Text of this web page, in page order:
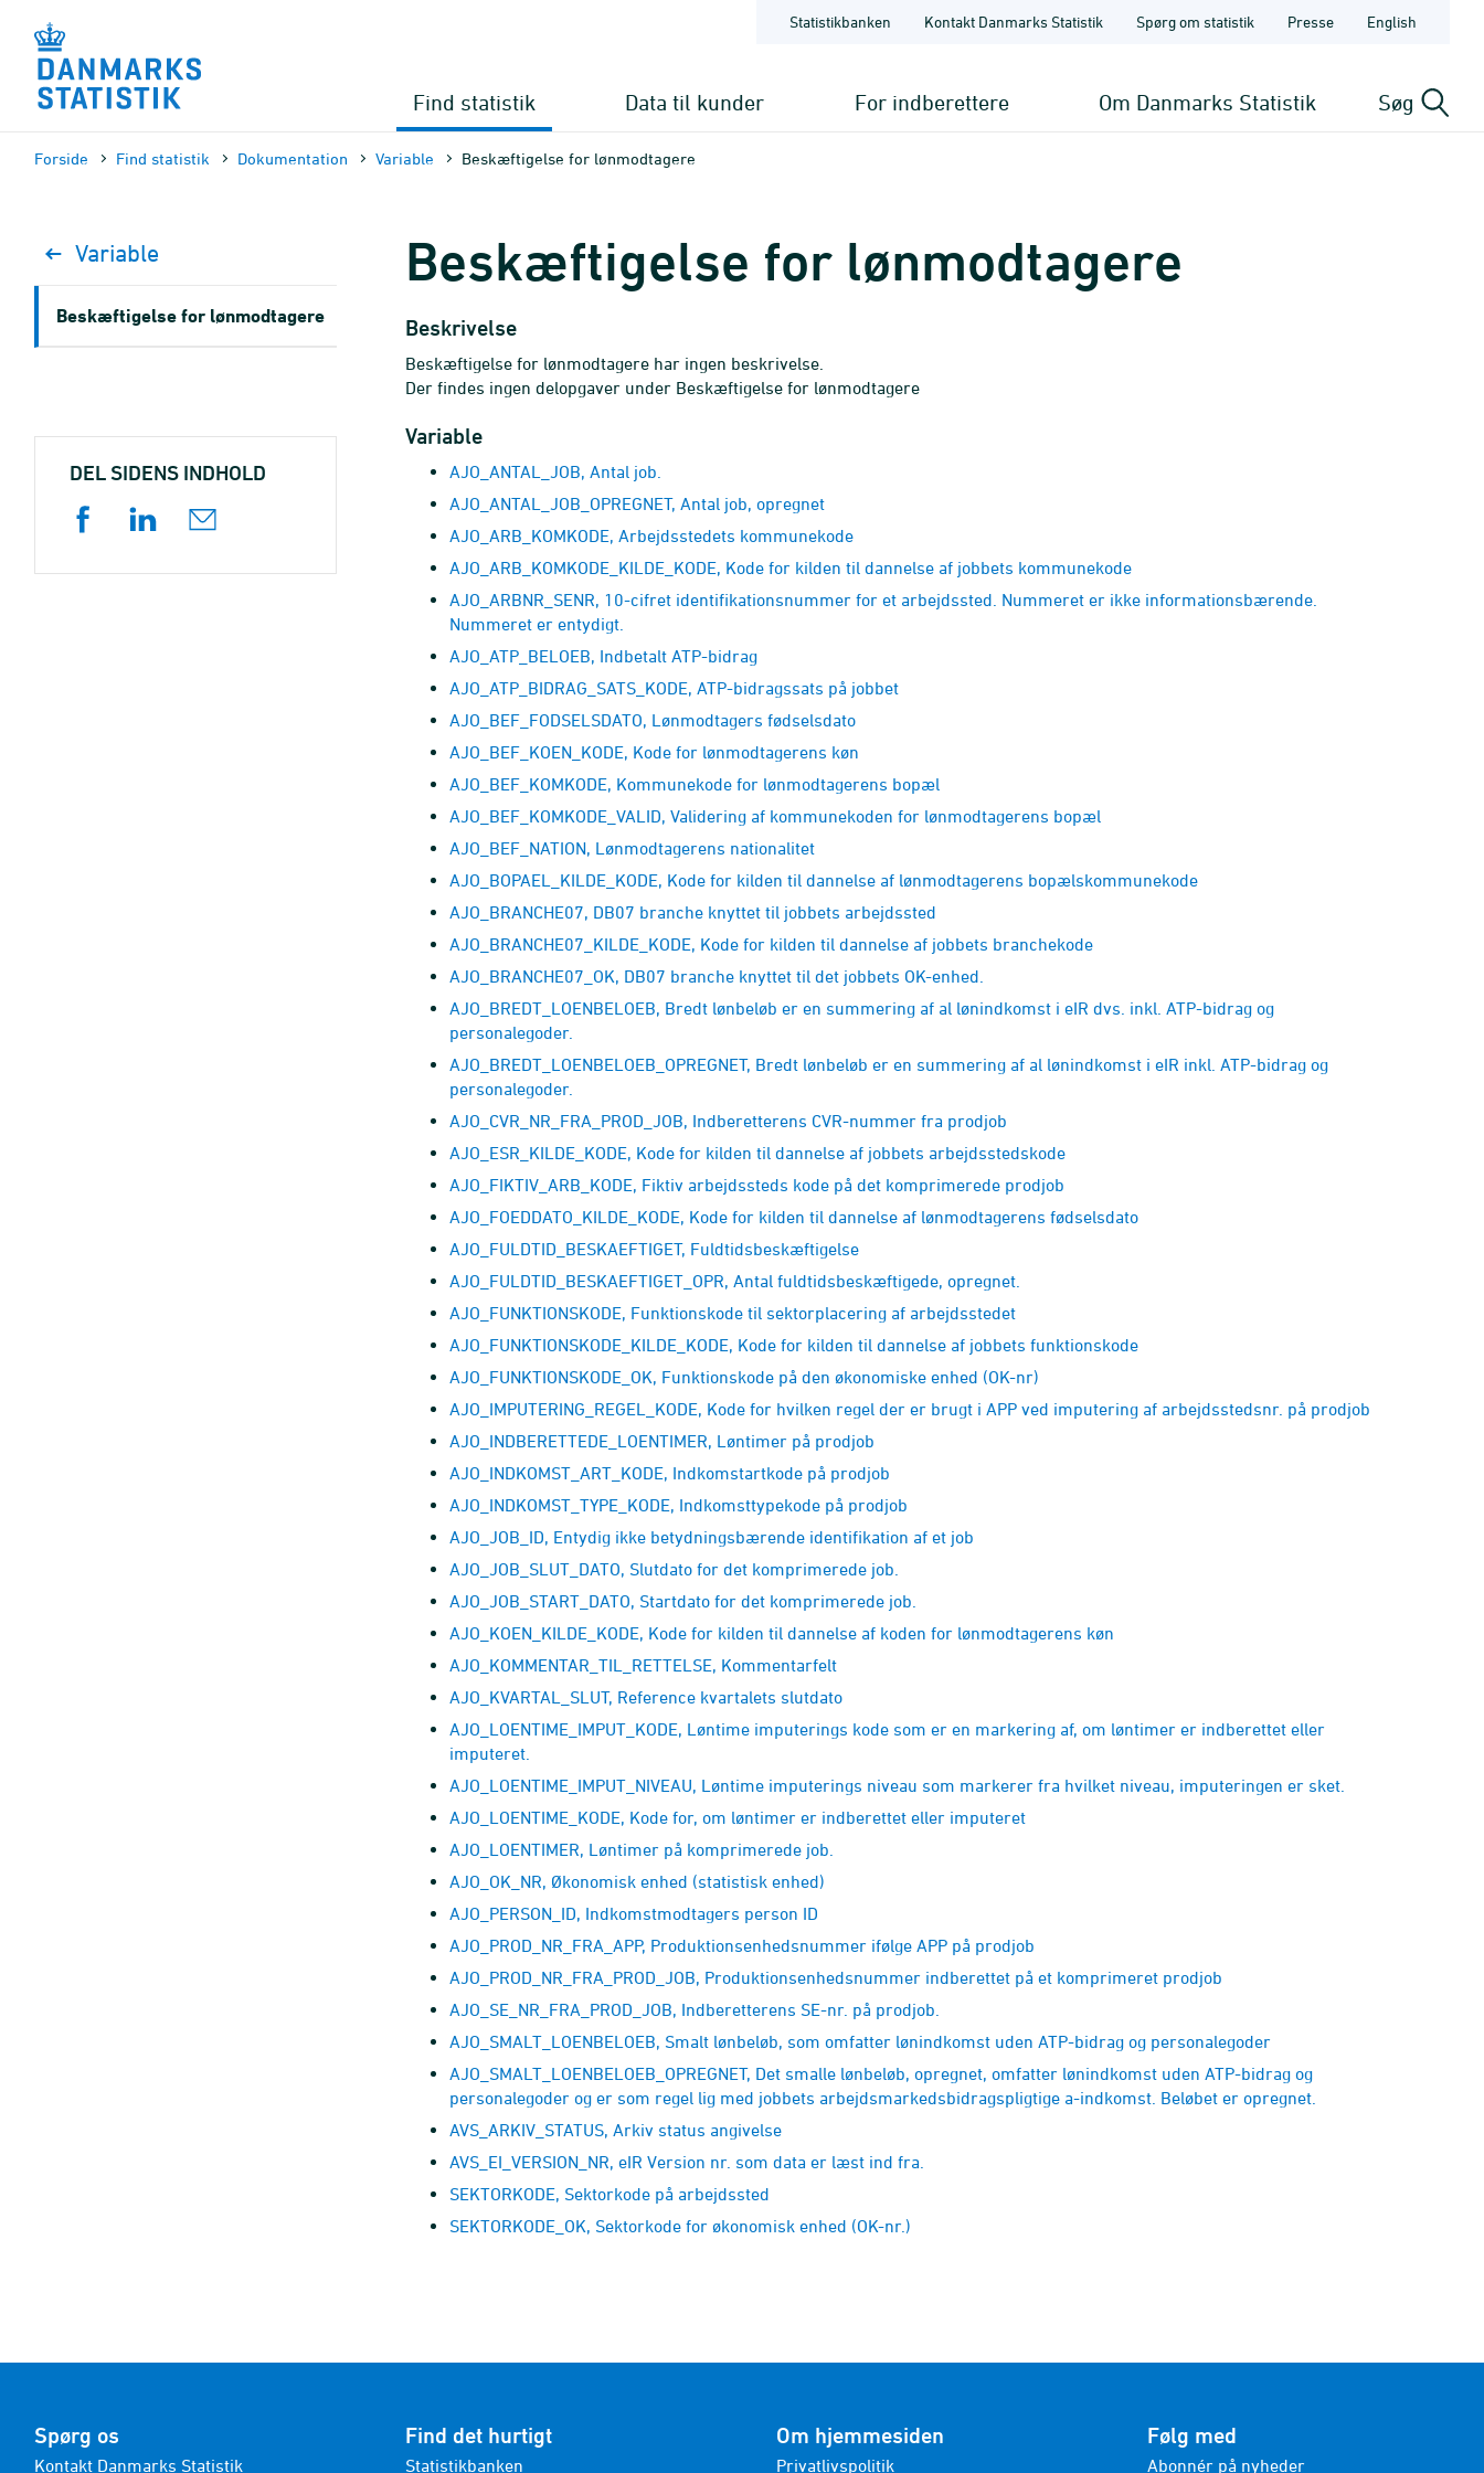
sidens
indhold
Statistikbanken Kontakt Danmarks Statistik Spørg om statistik Presse English
Find statistik Data til kunder For indberettere Om Danmarks Statistik Søg
Forside Find statistik Dokumen­tation Variable Beskæftigelse for lønmodtagere
Beskæftigelse for lønmodtagere
Beskrivelse
Beskæftigelse for lønmodtagere har ingen beskrivelse.
Der findes ingen delopgaver under Beskæftigelse for lønmodtagere
Variable
AJO_ANTAL_JOB, Antal job.
AJO_ANTAL_JOB_OPREGNET, Antal job, opregnet
AJO_ARB_KOMKODE, Arbejdsstedets kommunekode
AJO_ARB_KOMKODE_KILDE_KODE, Kode for kilden til dannelse af jobbets kommunekode
AJO_ARBNR_SENR, 10-cifret identifikationsnummer for et arbejdssted. Nummeret er ikke informationsbærende.
Nummeret er entydigt.
AJO_ATP_BELOEB, Indbetalt ATP-bidrag
AJO_ATP_BIDRAG_SATS_KODE, ATP-bidragssats på jobbet
AJO_BEF_FODSELSDATO, Lønmodtagers fødselsdato
AJO_BEF_KOEN_KODE, Kode for lønmodtagerens køn
AJO_BEF_KOMKODE, Kommunekode for lønmodtagerens bopæl
AJO_BEF_KOMKODE_VALID, Validering af kommunekoden for lønmodtagerens bopæl
AJO_BEF_NATION, Lønmodtagerens nationalitet
AJO_BOPAEL_KILDE_KODE, Kode for kilden til dannelse af lønmodtagerens bopælskommunekode
AJO_BRANCHE07, DB07 branche knyttet til jobbets arbejdssted
AJO_BRANCHE07_KILDE_KODE, Kode for kilden til dannelse af jobbets branchekode
AJO_BRANCHE07_OK, DB07 branche knyttet til det jobbets OK-enhed.
AJO_BREDT_LOENBELOEB, Bredt lønbeløb er en summering af al lønindkomst i eIR dvs. inkl. ATP-bidrag og
personalegoder.
AJO_BREDT_LOENBELOEB_OPREGNET, Bredt lønbeløb er en summering af al lønindkomst i eIR inkl. ATP-bidrag og
personalegoder.
AJO_CVR_NR_FRA_PROD_JOB, Indberetterens CVR-nummer fra prodjob
AJO_ESR_KILDE_KODE, Kode for kilden til dannelse af jobbets arbejdsstedskode
AJO_FIKTIV_ARB_KODE, Fiktiv arbejdssteds kode på det komprimerede prodjob
AJO_FOEDDATO_KILDE_KODE, Kode for kilden til dannelse af lønmodtagerens fødselsdato
AJO_FULDTID_BESKAEFTIGET, Fuldtidsbeskæftigelse
AJO_FULDTID_BESKAEFTIGET_OPR, Antal fuldtidsbeskæftigede, opregnet.
AJO_FUNKTIONSKODE, Funktionskode til sektorplacering af arbejdsstedet
AJO_FUNKTIONSKODE_KILDE_KODE, Kode for kilden til dannelse af jobbets funktionskode
AJO_FUNKTIONSKODE_OK, Funktionskode på den økonomiske enhed (OK-nr)
AJO_IMPUTERING_REGEL_KODE, Kode for hvilken regel der er brugt i APP ved imputering af arbejdsstedsnr. på prodjob
AJO_INDBERETTEDE_LOENTIMER, Løntimer på prodjob
AJO_INDKOMST_ART_KODE, Indkomstartkode på prodjob
AJO_INDKOMST_TYPE_KODE, Indkomsttypekode på prodjob
AJO_JOB_ID, Entydig ikke betydningsbærende identifikation af et job
AJO_JOB_SLUT_DATO, Slutdato for det komprimerede job.
AJO_JOB_START_DATO, Startdato for det komprimerede job.
AJO_KOEN_KILDE_KODE, Kode for kilden til dannelse af koden for lønmodtagerens køn
AJO_KOMMENTAR_TIL_RETTELSE, Kommentarfelt
AJO_KVARTAL_SLUT, Reference kvartalets slutdato
AJO_LOENTIME_IMPUT_KODE, Løntime imputerings kode som er en markering af, om løntimer er indberettet eller
imputeret.
AJO_LOENTIME_IMPUT_NIVEAU, Løntime imputerings niveau som markerer fra hvilket niveau, imputeringen er sket.
AJO_LOENTIME_KODE, Kode for, om løntimer er indberettet eller imputeret
AJO_LOENTIMER, Løntimer på komprimerede job.
AJO_OK_NR, Økonomisk enhed (statistisk enhed)
AJO_PERSON_ID, Indkomstmodtagers person ID
AJO_PROD_NR_FRA_APP, Produktionsenhedsnummer ifølge APP på prodjob
AJO_PROD_NR_FRA_PROD_JOB, Produktionsenhedsnummer indberettet på et komprimeret prodjob
AJO_SE_NR_FRA_PROD_JOB, Indberetterens SE-nr. på prodjob.
AJO_SMALT_LOENBELOEB, Smalt lønbeløb, som omfatter lønindkomst uden ATP-bidrag og personalegoder
AJO_SMALT_LOENBELOEB_OPREGNET, Det smalle lønbeløb, opregnet, omfatter lønindkomst uden ATP-bidrag og
personalegoder og er som regel lig med jobbets arbejdsmarkedsbidragspligtige a-indkomst. Beløbet er opregnet.
AVS_ARKIV_STATUS, Arkiv status angivelse
AVS_EI_VERSION_NR, eIR Version nr. som data er læst ind fra.
SEKTORKODE, Sektorkode på arbejdssted
SEKTORKODE_OK, Sektorkode for økonomisk enhed (OK-nr.)
Variable
Beskæftigelse for lønmodtagere
DEL SIDENS INDHOLD
Spørg os
Kontakt Danmarks Statistik
Find det hurtigt
Statistikbanken
Om hjemmesiden
Privatlivspolitik
Følg med
Abonnér på nyheder